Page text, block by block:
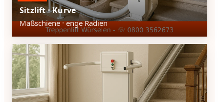
Sitzlift · Kurve
Maßschiene · enge Radien